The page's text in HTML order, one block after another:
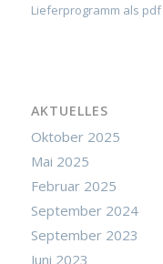
Lieferprogramm als pdf
AKTUELLES
Oktober 2025
Mai 2025
Februar 2025
September 2024
September 2023
Juni 2023